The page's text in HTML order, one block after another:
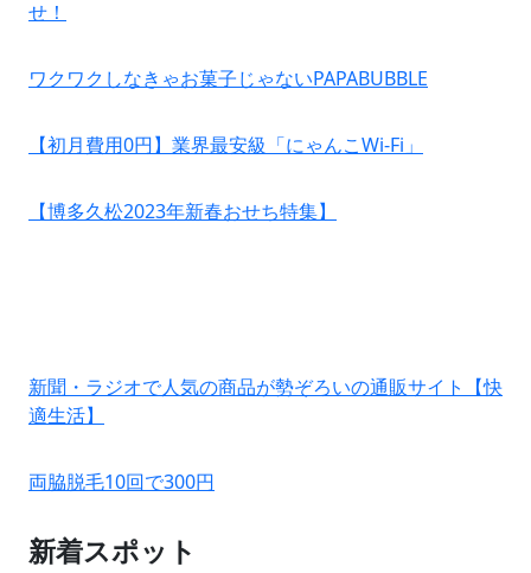
せ！
ワクワクしなきゃお菓子じゃないPAPABUBBLE
【初月費用0円】業界最安級「にゃんこWi-Fi」
【博多久松2023年新春おせち特集】
新聞・ラジオで人気の商品が勢ぞろいの通販サイト【快
適生活】
両脇脱毛10回で300円
新着スポット